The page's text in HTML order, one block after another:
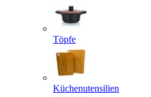
Töpfe
Küchenutensilien